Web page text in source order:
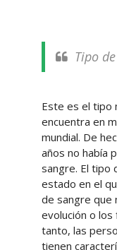
Tipo
Este es el tipo
encuentra en
mundial. De
años no había
sangre. El tipo
estado en el
de sangre que
evolución o
tanto, las
tienen